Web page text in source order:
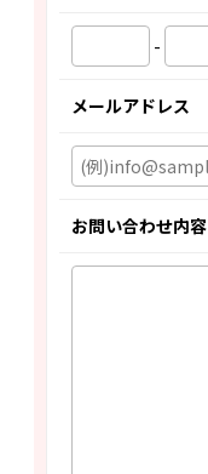
-
メールアドレス
お問い合わせ内容